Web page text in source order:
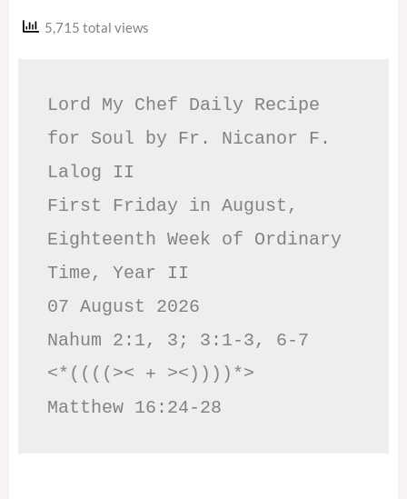
5,715 total views
Lord My Chef Daily Recipe
for Soul by Fr. Nicanor F.
Lalog II
First Friday in August,
Eighteenth Week of Ordinary
Time, Year II
07 August 2026
Nahum 2:1, 3; 3:1-3, 6-7
<*((((>< + ><))))*>
Matthew 16:24-28